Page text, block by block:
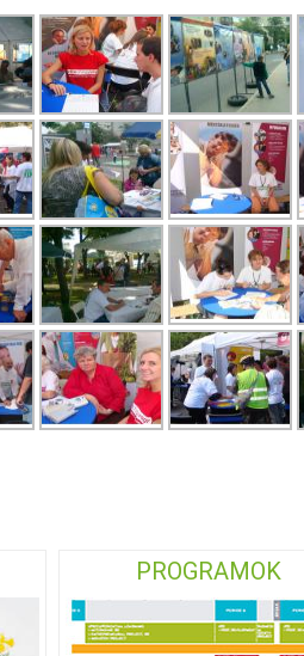
PROGRAMOK